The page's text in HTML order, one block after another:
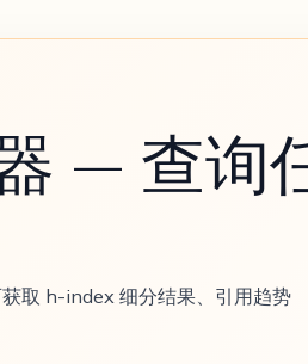
— 查询
取 h-index 细分结果、引用趋势